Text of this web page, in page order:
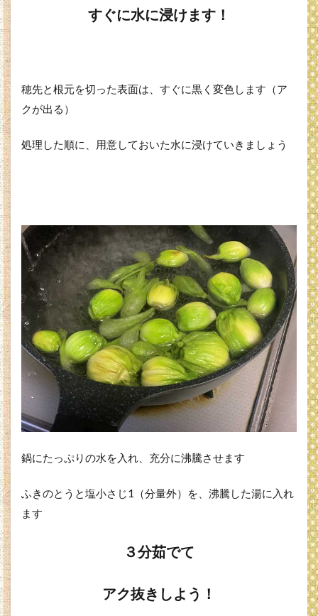
すぐに水に浸けます！
穂先と根元を切った表面は、すぐに黒く変色します（ア
クが出る）
処理した順に、用意しておいた水に浸けていきましょう
鍋にたっぷりの水を入れ、充分に沸騰させます
ふきのとうと塩小さじ1（分量外）を、沸騰した湯に入れ
ます
３分茹でて
アク抜きしよう！